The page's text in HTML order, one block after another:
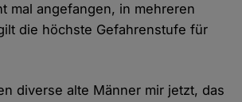
mal angefangen, in mehreren
die höchste Gefahrenstufe für
diverse alte Männer mir jetzt, das